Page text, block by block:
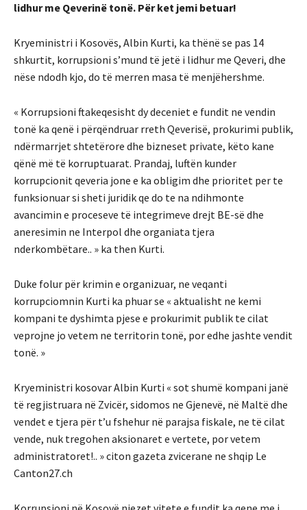
lidhur me Qeverinë tonë. Për ket jemi betuar!
Kryeministri i Kosovës, Albin Kurti, ka thënë se pas 14
shkurtit, korrupsioni s’mund të jetë i lidhur me Qeveri, dhe
nëse ndodh kjo, do të merren masa të menjëhershme.
« Korrupsioni ftakeqesisht dy deceniet e fundit ne vendin
tonë ka qenë i përqëndruar rreth Qeverisë, prokurimi publik,
ndërmarrjet shtetërore dhe bizneset private, këto kane
qënë më të korruptuarat. Prandaj, luftën kunder
korrupcionit qeveria jone e ka obligim dhe prioritet per te
funksionuar si sheti juridik qe do te na ndihmonte
avancimin e proceseve të integrimeve drejt BE-së dhe
aneresimin ne Interpol dhe organiata tjera
nderkombëtare.. » ka then Kurti.
Duke folur për krimin e organizuar, ne veqanti
korrupciomnin Kurti ka phuar se « aktualisht ne kemi
kompani te dyshimta pjese e prokurimit publik te cilat
veprojne jo vetem ne territorin tonë, por edhe jashte vendit
tonë. »
Kryeministri kosovar Albin Kurti « sot shumë kompani janë
të regjistruara në Zvicër, sidomos ne Gjenevë, në Maltë dhe
vendet e tjera për t’u fshehur në parajsa fiskale, ne të cilat
vende, nuk tregohen aksionaret e vertete, por vetem
administratoret!.. » citon gazeta zvicerane ne shqip Le
Canton27.ch